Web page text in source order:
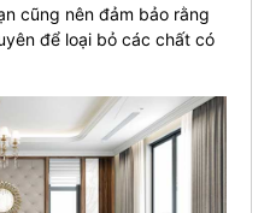
cũng nên đảm bảo rằng
để loại bỏ các chất có